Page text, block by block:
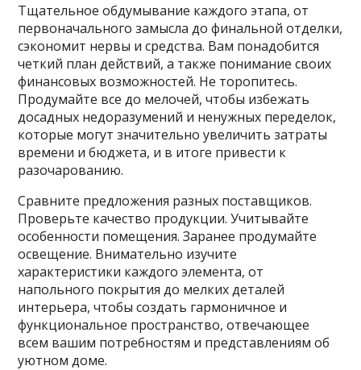
Тщательное обдумывание каждого этапа, от
первоначального замысла до финальной отделки,
сэкономит нервы и средства. Вам понадобится
четкий план действий, а также понимание своих
финансовых возможностей. Не торопитесь.
Продумайте все до мелочей, чтобы избежать
досадных недоразумений и ненужных переделок,
которые могут значительно увеличить затраты
времени и бюджета, и в итоге привести к
разочарованию.
Сравните предложения разных поставщиков.
Проверьте качество продукции. Учитывайте
особенности помещения. Заранее продумайте
освещение. Внимательно изучите
характеристики каждого элемента, от
напольного покрытия до мелких деталей
интерьера, чтобы создать гармоничное и
функциональное пространство, отвечающее
всем вашим потребностям и представлениям об
уютном доме.